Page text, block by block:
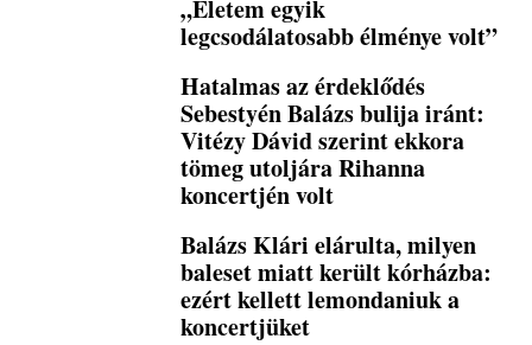
„Életem egyik
legcsodálatosabb élménye volt”
Hatalmas az érdeklődés
Sebestyén Balázs bulija iránt:
Vitézy Dávid szerint ekkora
tömeg utoljára Rihanna
koncertjén volt
Balázs Klári elárulta, milyen
baleset miatt került kórházba:
ezért kellett lemondaniuk a
koncertjüket